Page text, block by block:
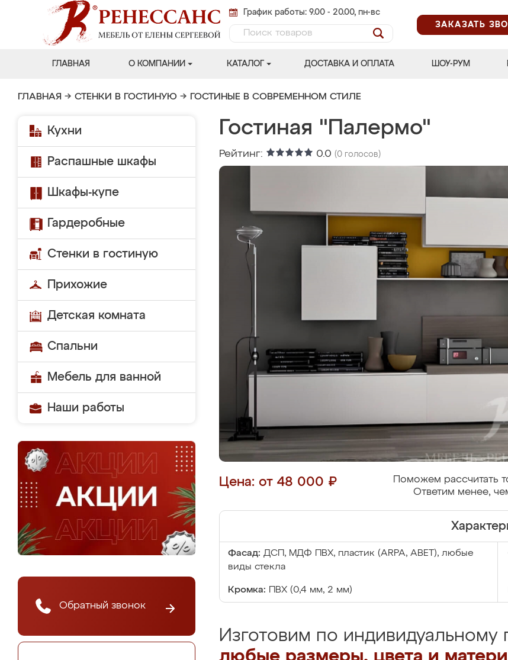
График работы: 9.00 - 20.00, пн-вс
ЗАКАЗАТЬ
ГЛАВНАЯ О КОМПАНИИ КАТАЛОГ ДОСТАВКА И ОПЛАТА ШОУ-РУМ
ГЛАВНАЯ → СТЕНКИ В ГОСТИНУЮ → ГОСТИНЫЕ В СОВРЕМЕННОМ СТИЛЕ
Кухни
Распашные шкафы
Шкафы-купе
Гардеробные
Стенки в гостиную
Прихожие
Детская комната
Спальни
Мебель для ванной
Наши работы
Обратный звонок
Гостиная "Палермо"
Рейтинг: 0.0 (0 голосов)
Цена: от 48 000 ₽
Поможем рассчитать
Ответим менее,
Фасад: ДСП, МДФ ПВХ, пластик (ARPA, ABET), любые
виды стекла
Кромка: ПВХ (0,4 мм, 2 мм)
Изготовим по индивидуальному